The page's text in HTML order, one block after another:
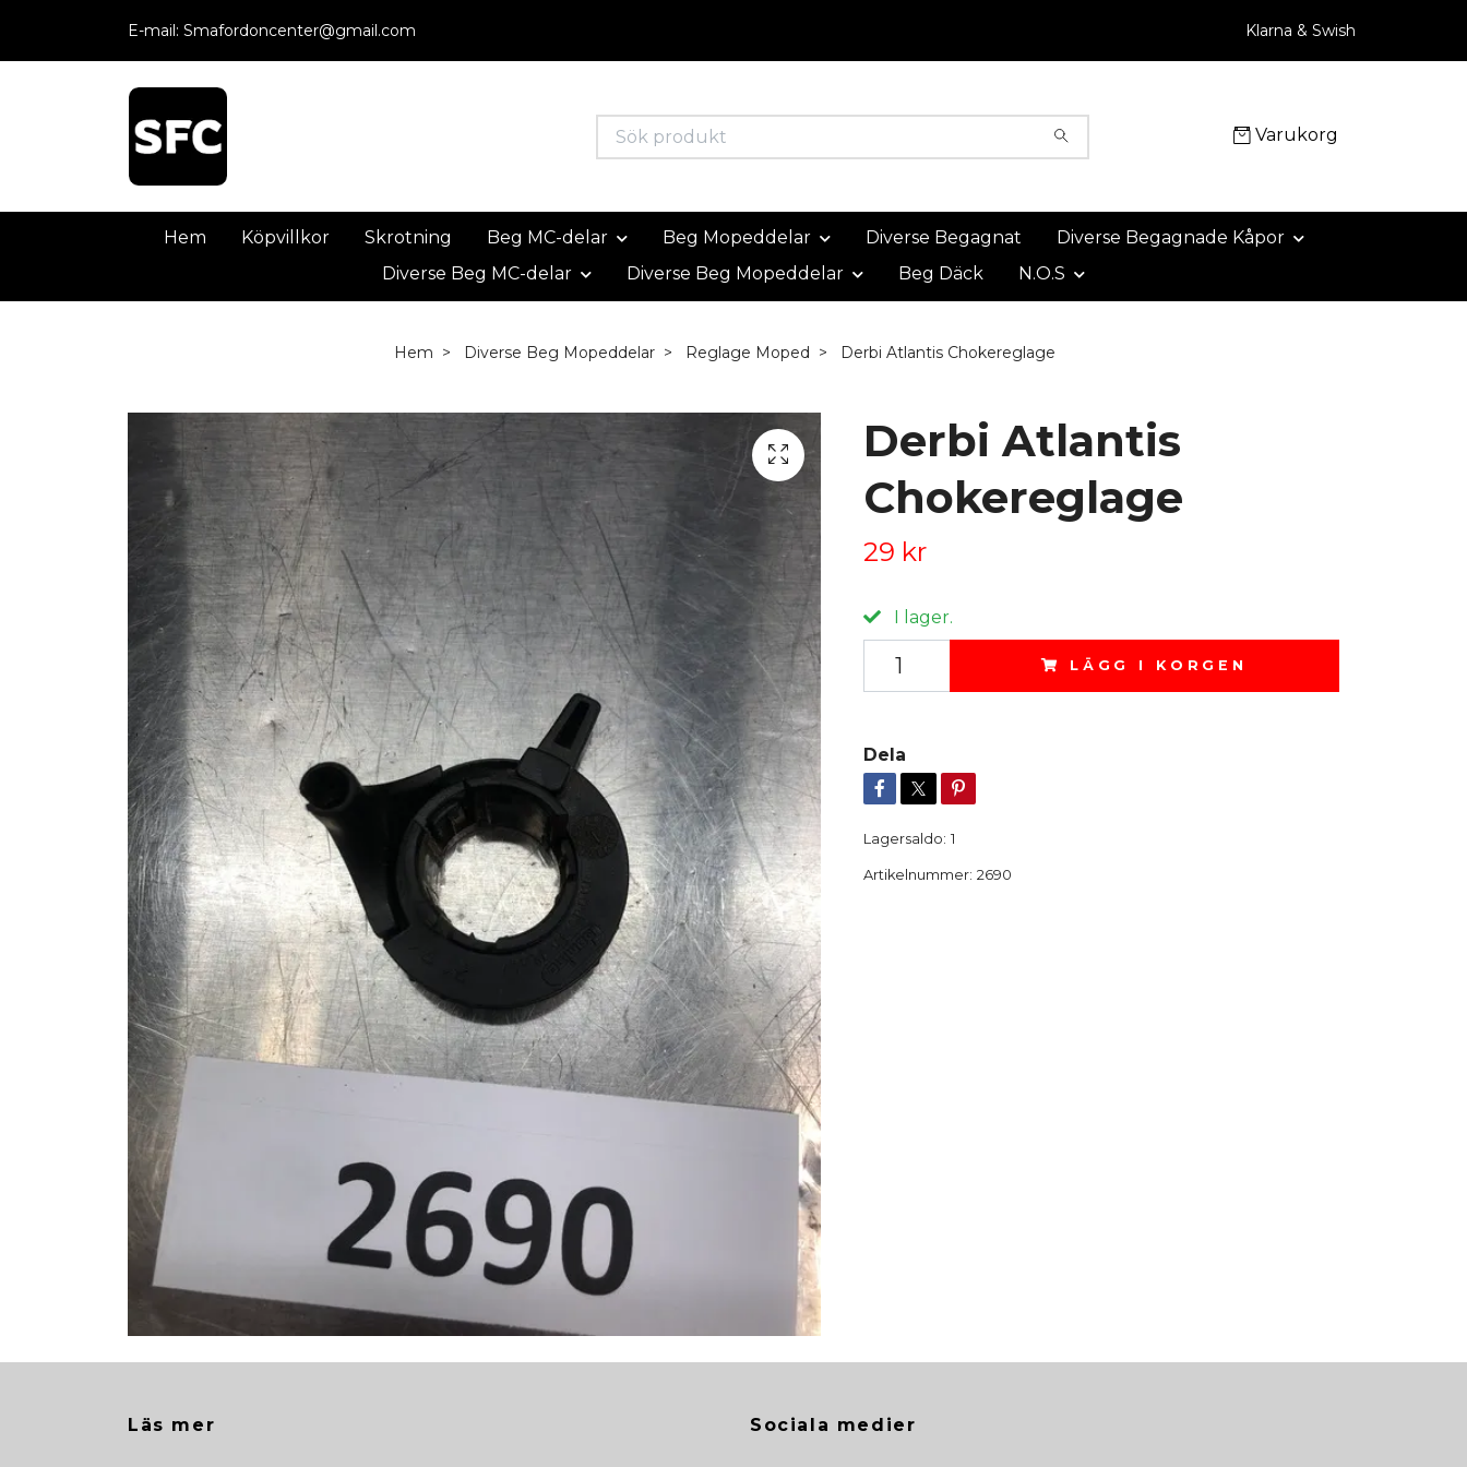
E-mail: Smafordoncenter@gmail.com Klarna & Swish
Varukorg
Hem Köpvillkor Skrotning Beg MC-delar Beg Mopeddelar Diverse Begagnat
Diverse Begagnade Kåpor
Diverse Beg MC-delar
Diverse Beg Mopeddelar Beg Däck N.O.S
Hem Diverse Beg Mopeddelar Reglage Moped Derbi Atlantis Chokereglage
Derbi Atlantis
Chokereglage
29 kr
I lager.
LÄGG I KORGEN
Dela
Lagersaldo: 1
Artikelnummer: 2690
Läs mer Sociala medier